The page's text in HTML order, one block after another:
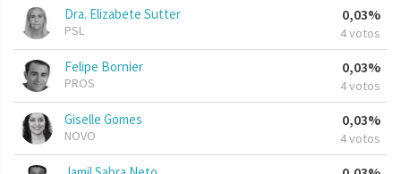
Dra. Elizabete Sutter
PSL
0,03%
4 votos
Felipe Bornier
PROS
0,03%
4 votos
Giselle Gomes
NOVO
0,03%
4 votos